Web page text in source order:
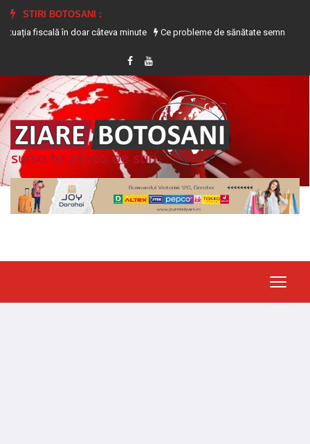
STIRI BOTOSANI :
în doar câteva minute
Ce probleme de sănătate semnalează